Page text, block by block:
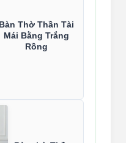
Bàn Thờ Thần Tài
Mái Bằng Trắng
Rồng